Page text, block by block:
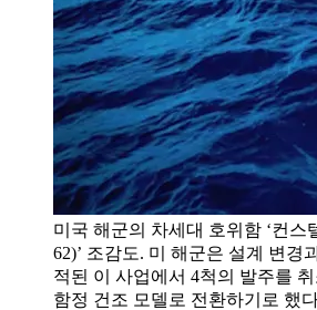
미국 해군의 차세대 호위함 ‘컨스
62)’ 조감도. 미 해군은 설계 변경
적된 이 사업에서 4척의 발주를
함정 건조 모델로 전환하기로 했다